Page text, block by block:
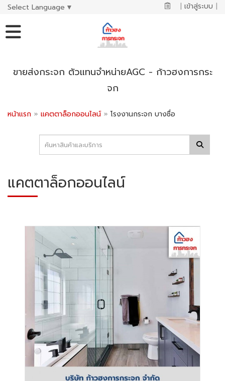
Select Language ▼ | เข้าสู่ระบบ |
ขายส่งกระจก ตัวแทนจำหน่ายAGC - ก้าวฮงการกระ
จก
หน้าแรก » แคตตาล็อกออนไลน์ » โรงงานกระจก บางซื่อ
แคตตาล็อกออนไลน์